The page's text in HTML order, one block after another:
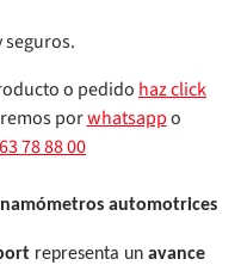
seguros.
o pedido haz click
porwhatsappo
78 88 00
automotrices
representa un avance